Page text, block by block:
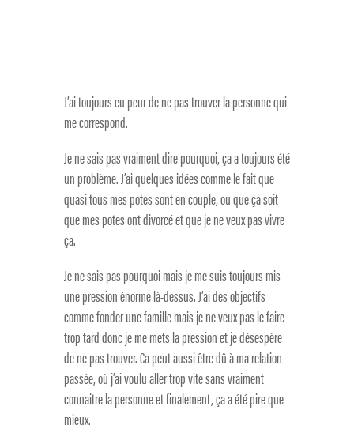
J’ai toujours eu peur de ne pas trouver la personne qui
me correspond.
Je ne sais pas vraiment dire pourquoi, ça a toujours été
un problème. J’ai quelques idées comme le fait que
quasi tous mes potes sont en couple, ou que ça soit
que mes potes ont divorcé et que je ne veux pas vivre
ça.
Je ne sais pas pourquoi mais je me suis toujours mis
une pression énorme là-dessus. J’ai des objectifs
comme fonder une famille mais je ne veux pas le faire
trop tard donc je me mets la pression et je désespère
de ne pas trouver. Ca peut aussi être dû à ma relation
passée, où j’ai voulu aller trop vite sans vraiment
connaitre la personne et finalement, ça a été pire que
mieux.